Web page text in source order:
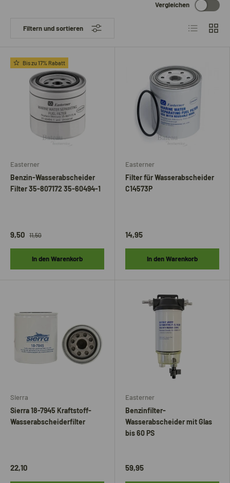
Filtern und sortieren
Vergleichen
Produktliste
Bis zu 17% Rabatt
Easterner
Benzin-Wasserabscheider
Filter 35-807172 35-60494-1
9,50 11,50
In den Warenkorb
Easterner
Filter für Wasserabscheider
C14573P
14,95
In den Warenkorb
Sierra
Sierra 18-7945 Kraftstoff-
Wasserabscheiderfilter
22,10
Easterner
Benzinfilter-
Wasserabscheider mit Glas
bis 60 PS
59,95